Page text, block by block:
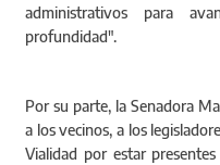
administrativos para
profundidad".
Por su parte, la Senadora
a los vecinos, a los
Vialidad por estar